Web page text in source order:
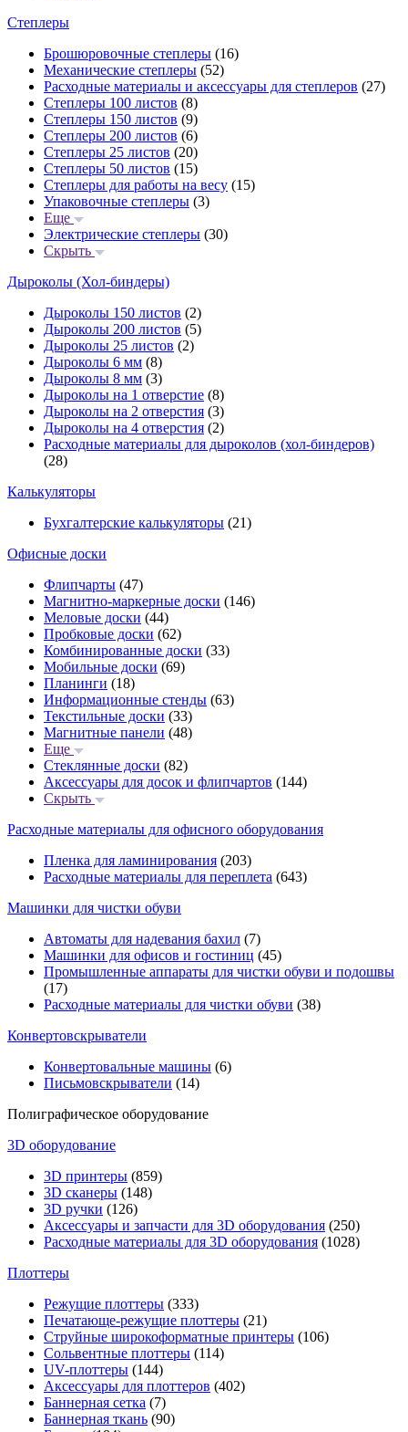
Степлеры
Брошюровочные степлеры (16)
Механические степлеры (52)
Расходные материалы и аксессуары для степлеров (27)
Степлеры 100 листов (8)
Степлеры 150 листов (9)
Степлеры 200 листов (6)
Степлеры 25 листов (20)
Степлеры 50 листов (15)
Степлеры для работы на весу (15)
Упаковочные степлеры (3)
Еще
Электрические степлеры (30)
Скрыть
Дыроколы (Хол-биндеры)
Дыроколы 150 листов (2)
Дыроколы 200 листов (5)
Дыроколы 25 листов (2)
Дыроколы 6 мм (8)
Дыроколы 8 мм (3)
Дыроколы на 1 отверстие (8)
Дыроколы на 2 отверстия (3)
Дыроколы на 4 отверстия (2)
Расходные материалы для дыроколов (хол-биндеров)
(28)
Калькуляторы
Бухгалтерские калькуляторы (21)
Офисные доски
Флипчарты (47)
Магнитно-маркерные доски (146)
Меловые доски (44)
Пробковые доски (62)
Комбинированные доски (33)
Мобильные доски (69)
Планинги (18)
Информационные стенды (63)
Текстильные доски (33)
Магнитные панели (48)
Еще
Стеклянные доски (82)
Аксессуары для досок и флипчартов (144)
Скрыть
Расходные материалы для офисного оборудования
Пленка для ламинирования (203)
Расходные материалы для переплета (643)
Машинки для чистки обуви
Автоматы для надевания бахил (7)
Машинки для офисов и гостиниц (45)
Промышленные аппараты для чистки обуви и подошвы
(17)
Расходные материалы для чистки обуви (38)
Конвертовскрыватели
Конвертовальные машины (6)
Письмовскрыватели (14)
Полиграфическое оборудование
3D оборудование
3D принтеры (859)
3D сканеры (148)
3D ручки (126)
Аксессуары и запчасти для 3D оборудования (250)
Расходные материалы для 3D оборудования (1028)
Плоттеры
Режущие плоттеры (333)
Печатающе-режущие плоттеры (21)
Струйные широкоформатные принтеры (106)
Сольвентные плоттеры (114)
UV-плоттеры (144)
Аксессуары для плоттеров (402)
Баннерная сетка (7)
Баннерная ткань (90)